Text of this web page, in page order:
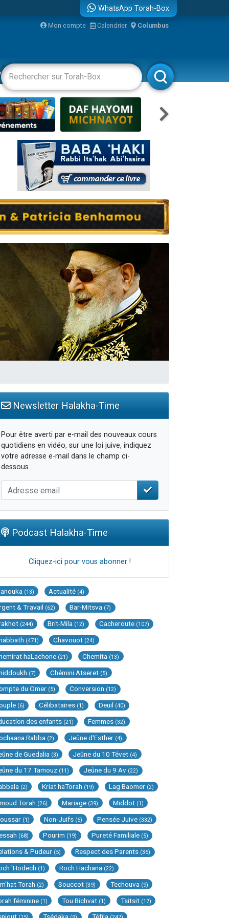
le temps
maman
WhatsApp Torah-Box
Mon compte Calendrier Columbus
Livres Rabbanim
Newsletter Halakha-Time
Pour être averti par e-mail des nouveaux cours
quotidiens en vidéo, sur une loi juive, indiquez
votre adresse e-mail dans le champ ci-
dessous.
Podcast Halakha-Time
Cliquez-ici pour vous abonner !
(13) Actualité (4)
& Travail (62) Bar-Mitsva (7)
(244) Brit-Mila (12) Cacheroute (107)
(471) Chavouot (24)
haLachone (21) Chemita (13)
(7) Chémini Atseret (5)
du Omer (5) Conversion (12)
(6) Célibataires (1) Deuil (40)
des enfants (21) Femmes (32)
Rabba (2) Jeûne d'Esther (4)
de Guedalia (3) Jeûne du 10 Tévet (4)
du 17 Tamouz (11) Jeûne du 9 Av (22)
(2) Kriat haTorah (19) Lag Baomer (2)
Torah (26) Mariage (39) Middot (1)
(1) Non-Juifs (6) Pensée Juive (332)
(68) Pourim (19) Pureté Familiale (5)
& Pudeur (5) Respect des Parents (35)
'Hodech (1) Roch Hachana (22)
Torah (2) Souccot (39) Techouva (9)
féminine (1) Tou Bichvat (1) Tsitsit (17)